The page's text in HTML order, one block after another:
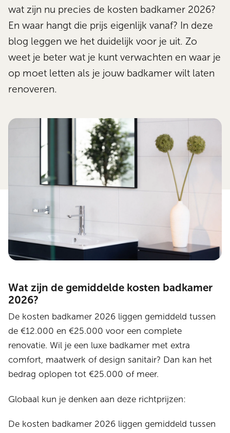
wat zijn nu precies de kosten badkamer 2026?
En waar hangt die prijs eigenlijk vanaf? In deze
blog leggen we het duidelijk voor je uit. Zo
weet je beter wat je kunt verwachten en waar je
op moet letten als je jouw badkamer wilt laten
renoveren.
Wat zijn de gemiddelde kosten badkamer
2026?
De kosten badkamer 2026 liggen gemiddeld tussen
de €12.000 en €25.000 voor een complete
renovatie. Wil je een luxe badkamer met extra
comfort, maatwerk of design sanitair? Dan kan het
bedrag oplopen tot €25.000 of meer.
Globaal kun je denken aan deze richtprijzen:
De kosten badkamer 2026 liggen gemiddeld tussen